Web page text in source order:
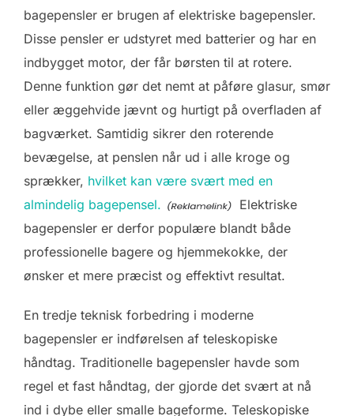
bagepensler er brugen af elektriske bagepensler.
Disse pensler er udstyret med batterier og har en
indbygget motor, der får børsten til at rotere.
Denne funktion gør det nemt at påføre glasur, smør
eller æggehvide jævnt og hurtigt på overfladen af
bagværket. Samtidig sikrer den roterende
bevægelse, at penslen når ud i alle kroge og
sprækker, hvilket kan være svært med en
almindelig bagepensel.
Elektriske
bagepensler er derfor populære blandt både
professionelle bagere og hjemmekokke, der
ønsker et mere præcist og effektivt resultat.
En tredje teknisk forbedring i moderne
bagepensler er indførelsen af teleskopiske
håndtag. Traditionelle bagepensler havde som
regel et fast håndtag, der gjorde det svært at nå
ind i dybe eller smalle bageforme. Teleskopiske